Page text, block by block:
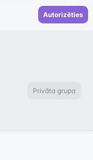
Autorizēties
Privāta grupa